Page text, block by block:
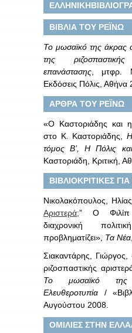
ΒΙΒΛΙΑ ΤΟΥ ΡΕΪΝΩ
Το μωσαϊκό της άκρας
της
επανάστασης , μτφρ.
Εκδόσεις Πόλις, Αθήνα
ΑΡΘΡΑ ΤΟΥ ΡΕΪΝΩ
«Ο Καστοριάδης και η
στο Κ. Καστοριάδης, Η
τόμος Β’, Η Πόλις
Καστοριάδη, Κριτική,
ΒΙΒΛΙΟΚΡΙΤΙΚΕΣ
Νικολακόπουλος,
Αριστερά;” Ο Φιλίπ
διαχρονική
προβληματίζει», Τα Νέα
Σιακαντάρης,
ριζοσπαστικής
Το μωσαϊκό της
Ελευθεροτυπία /
Αυγούστου 2008.
ΟΜΙΛΙΕΣ ΣΤΗΝ